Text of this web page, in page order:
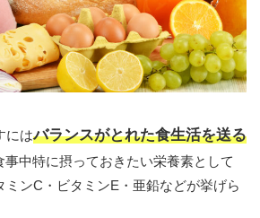
にはバランスがとれた食生活を送る
事中特に摂っておきたい栄養素として
ミンC・ビタミンE・亜鉛などが挙げら